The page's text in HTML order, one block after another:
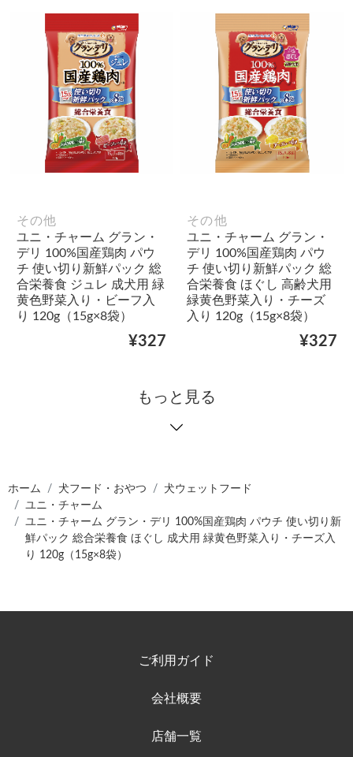
その他
ユニ・チャーム グラン・
デリ 100%国産鶏肉 パウ
チ 使い切り新鮮パック 総
合栄養食 ジュレ 成犬用 緑
黄色野菜入り・ビーフ入
り 120g（15g×8袋）
¥327
その他
ユニ・チャーム グラン・
デリ 100%国産鶏肉 パウ
チ 使い切り新鮮パック 総
合栄養食 ほぐし 高齢犬用
緑黄色野菜入り・チーズ
入り 120g（15g×8袋）
¥327
もっと見る
ホーム 犬フード・おやつ
犬ウェットフード
ユニ・チャーム
ユニ・チャーム グラン・デリ 100%国産鶏肉 パウチ 使い切り新
鮮パック 総合栄養食 ほぐし 成犬用 緑黄色野菜入り・チーズ入
り 120g（15g×8袋）
ご利用ガイド
会社概要
店舗一覧